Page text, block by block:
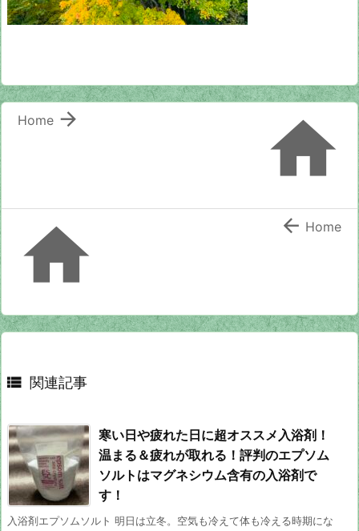


Home
  Home
 関連記事
寒い日や疲れた日に超オススメ入浴剤！
温まる＆疲れが取れる！評判のエプソム
ソルトはマグネシウム含有の入浴剤で
す！
入浴剤エプソムソルト 明日は立冬。空気も冷えて体も冷える時期にな